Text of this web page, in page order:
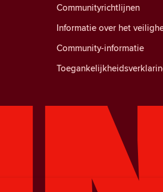
Communityrichtlijnen
Informatie over het
Community-informatie